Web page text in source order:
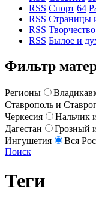
RSS Спорт 64
RSS Страницы
RSS Творчество
RSS Былое и
Фильтр
Регионы
Ставрополь и
Черкесия
Нальчик
Дагестан
Грозный
Ингушетия
Вся
Поиск
Теги